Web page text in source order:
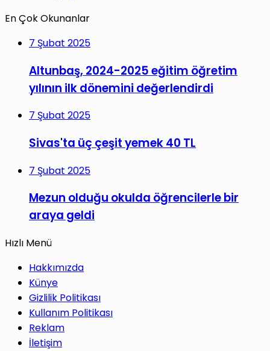
En Çok Okunanlar
7 Şubat 2025
Altunbaş, 2024-2025 eğitim öğretim
yılının ilk dönemini değerlendirdi
7 Şubat 2025
Sivas'ta üç çeşit yemek 40 TL
7 Şubat 2025
Mezun olduğu okulda öğrencilerle bir
araya geldi
Hızlı Menü
Hakkımızda
Künye
Gizlilik Politikası
Kullanım Politikası
Reklam
İletişim